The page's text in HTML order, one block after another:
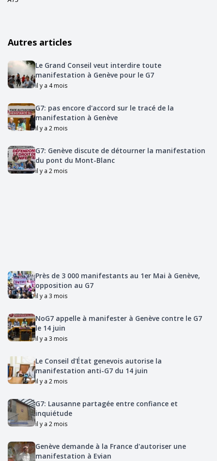
Autres articles
Le Grand Conseil veut interdire toute
manifestation à Genève pour le G7
il y a 4 mois
G7: pas encore d'accord sur le tracé de la
manifestation à Genève
il y a 2 mois
G7: Genève discute de détourner la manifestation
du pont du Mont-Blanc
il y a 2 mois
Près de 3 000 manifestants au 1er Mai à Genève,
opposition au G7
il y a 3 mois
NoG7 appelle à manifester à Genève contre le G7
le 14 juin
il y a 3 mois
Le Conseil d'État genevois autorise la
manifestation anti-G7 du 14 juin
il y a 2 mois
G7: Lausanne partagée entre confiance et
inquiétude
il y a 2 mois
Genève demande à la France d'autoriser une
manifestation à Evian